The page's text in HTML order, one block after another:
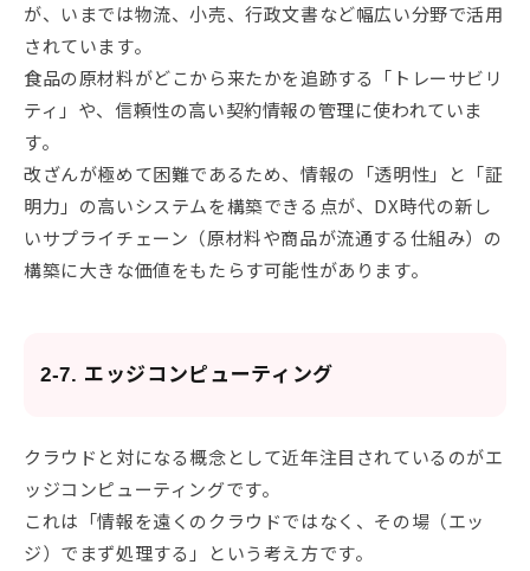
が、いまでは物流、小売、行政文書など幅広い分野で活用
されています。
食品の原材料がどこから来たかを追跡する「トレーサビリ
ティ」や、信頼性の高い契約情報の管理に使われていま
す。
改ざんが極めて困難であるため、情報の「透明性」と「証
明力」の高いシステムを構築できる点が、DX時代の新し
いサプライチェーン（原材料や商品が流通する仕組み）の
構築に大きな価値をもたらす可能性があります。
2-7. エッジコンピューティング
クラウドと対になる概念として近年注目されているのがエ
ッジコンピューティングです。
これは「情報を遠くのクラウドではなく、その場（エッ
ジ）でまず処理する」という考え方です。